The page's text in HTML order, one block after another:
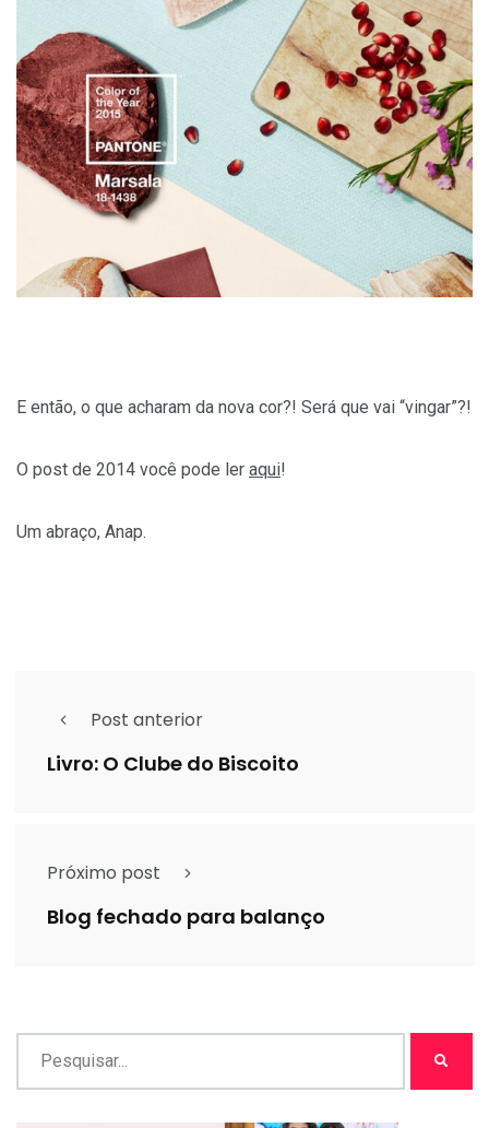
E então, o que acharam da nova cor?! Será que vai “vingar”?!
O post de 2014 você pode ler aqui!
Um abraço, Anap.
Post anterior
Livro: O Clube do Biscoito
Próximo post
Blog fechado para balanço